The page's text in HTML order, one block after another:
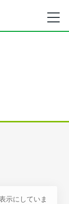
示にしていま